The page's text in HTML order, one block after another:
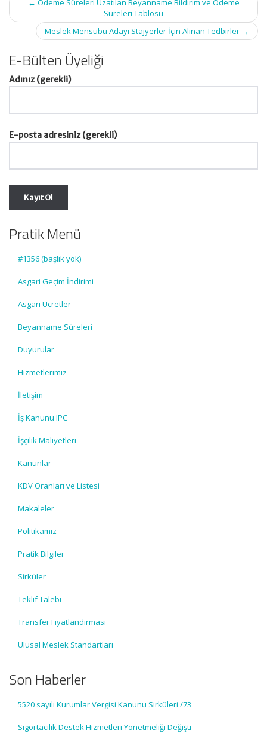
navigation
← Ödeme Süreleri Uzatılan Beyanname Bildirim ve Ödeme
Süreleri Tablosu
Meslek Mensubu Adayı Stajyerler İçin Alınan Tedbirler →
E-Bülten Üyeliği
Adınız (gerekli)
E-posta adresiniz (gerekli)
Pratik Menü
#1356 (başlık yok)
Asgari Geçim İndirimi
Asgari Ücretler
Beyanname Süreleri
Duyurular
Hizmetlerimiz
İletişim
İş Kanunu IPC
İşçilik Maliyetleri
Kanunlar
KDV Oranları ve Listesi
Makaleler
Politikamız
Pratik Bilgiler
Sirküler
Teklif Talebi
Transfer Fiyatlandırması
Ulusal Meslek Standartları
Son Haberler
5520 sayılı Kurumlar Vergisi Kanunu Sirküleri /73
Sigortacılık Destek Hizmetleri Yönetmeliği Değişti